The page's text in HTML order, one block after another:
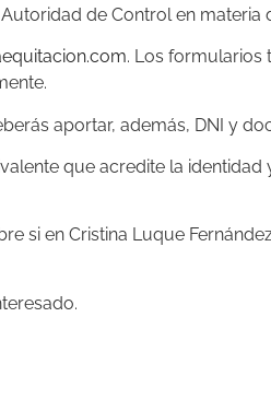
de Control en materia
. Los formularios
aportar, además, DNI y
que acredite la
si en Cristina Luque